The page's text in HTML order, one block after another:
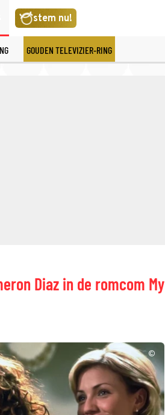
stem nu!
GOUDEN TELEVIZIER-RING
Diaz in de romcom My
©